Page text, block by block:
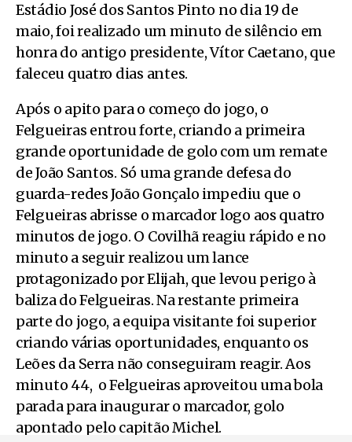
Estádio José dos Santos Pinto no dia 19 de
maio, foi realizado um minuto de silêncio em
honra do antigo presidente, Vítor Caetano, que
faleceu quatro dias antes.
Após o apito para o começo do jogo, o
Felgueiras entrou forte, criando a primeira
grande oportunidade de golo com um remate
de João Santos. Só uma grande defesa do
guarda-redes João Gonçalo impediu que o
Felgueiras abrisse o marcador logo aos quatro
minutos de jogo. O Covilhã reagiu rápido e no
minuto a seguir realizou um lance
protagonizado por Elijah, que levou perigo à
baliza do Felgueiras. Na restante primeira
parte do jogo, a equipa visitante foi superior
criando várias oportunidades, enquanto os
Leões da Serra não conseguiram reagir. Aos
minuto 44, o Felgueiras aproveitou uma bola
parada para inaugurar o marcador, golo
apontado pelo capitão Michel.